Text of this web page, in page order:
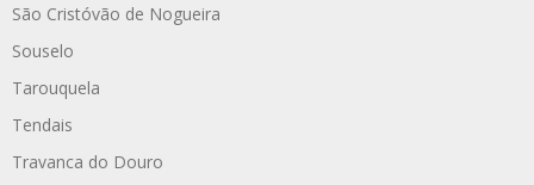
São Cristóvão de Nogueira
Souselo
Tarouquela
Tendais
Travanca do Douro